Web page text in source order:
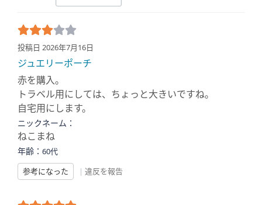
投稿日 2026年7月16日
ジュエリーポーチ
赤を購入。
トラベル用にしては、ちょっと大きいですね。
自宅用にします。
ニックネーム：
ねこまね
年齢： 60代
参考になった
| 違反を報告